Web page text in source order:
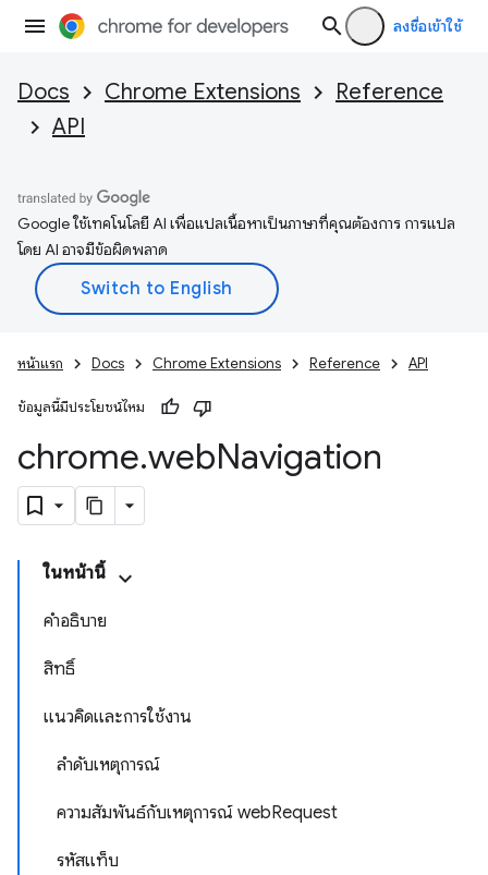
ลงชื่อเข้าใช้
Docs Chrome Extensions
Reference
API
Google ใช้เทคโนโลยี AI เพื่อแปลเนื้อหาเป็นภาษาที่คุณต้องการ การแปล
โดย AI อาจมีข้อผิดพลาด
หน้าแรก Docs Chrome Extensions Reference API
ข้อมูลนี้มีประโยชน์ไหม
chrome.webNavigation
ในหน้านี้
คำอธิบาย
สิทธิ์
แนวคิดและการใช้งาน
ลำดับเหตุการณ์
ความสัมพันธ์กับเหตุการณ์ webRequest
รหัสแท็บ